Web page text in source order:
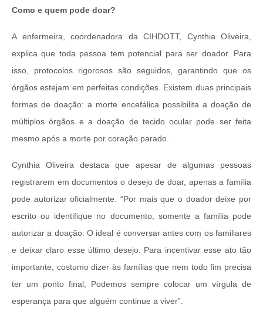
Como e quem pode doar?
A enfermeira, coordenadora da CIHDOTT, Cynthia Oliveira,
explica que toda pessoa tem potencial para ser doador. Para
isso, protocolos rigorosos são seguidos, garantindo que os
órgãos estejam em perfeitas condições. Existem duas principais
formas de doação: a morte encefálica possibilita a doação de
múltiplos órgãos e a doação de tecido ocular pode ser feita
mesmo após a morte por coração parado.
Cynthia Oliveira destaca que apesar de algumas pessoas
registrarem em documentos o desejo de doar, apenas a família
pode autorizar oficialmente. “Por mais que o doador deixe por
escrito ou identifique no documento, somente a família pode
autorizar a doação. O ideal é conversar antes com os familiares
e deixar claro esse último desejo. Para incentivar esse ato tão
importante, costumo dizer às famílias que nem todo fim precisa
ter um ponto final, Podemos sempre colocar um vírgula de
esperança para que alguém continue a viver”.